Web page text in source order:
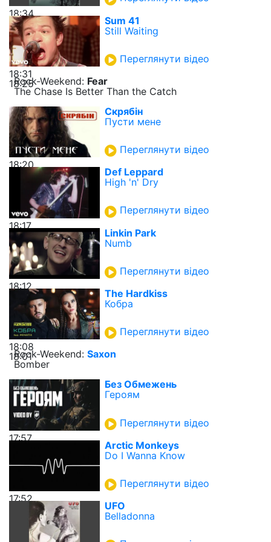
18:34
18:31
Sum 41
Still Waiting
Переглянути відео
18:25
Rock-Weekend: Fear
The Chase Is Better Than the Catch
18:20
Скрябін
Пусти мене
Переглянути відео
18:17
Def Leppard
High 'n' Dry
Переглянути відео
18:12
Linkin Park
Numb
Переглянути відео
18:08
The Hardkiss
Кобра
Переглянути відео
18:01
Rock-Weekend: Saxon
Bomber
17:57
Без Обмежень
Героям
Переглянути відео
17:52
Arctic Monkeys
Do I Wanna Know
Переглянути відео
UFO
Belladonna